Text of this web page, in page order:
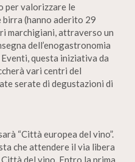
per valorizzare le
birra (hanno aderito 29
marchigiani, attraverso un
dell’enogastronomia
questa iniziativa da
vari centri del
serate di degustazioni di
“Città europea del vino”.
che attendere il via libera
del vino. Entro la prima